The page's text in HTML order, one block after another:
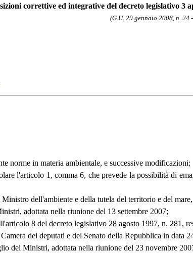
correttive ed integrative del decreto legislativo 3
(G.U. 29 gennaio 2008, n. 24
norme in materia ambientale, e successive modificazioni;
l'articolo 1, comma 6, che prevede la possibilità di
dell'ambiente e della tutela del territorio e del
adottata nella riunione del 13 settembre 2007;
8 del decreto legislativo 28 agosto 1997, n. 281,
dei deputati e del Senato della Repubblica in data
dei Ministri, adottata nella riunione del 23 novembre